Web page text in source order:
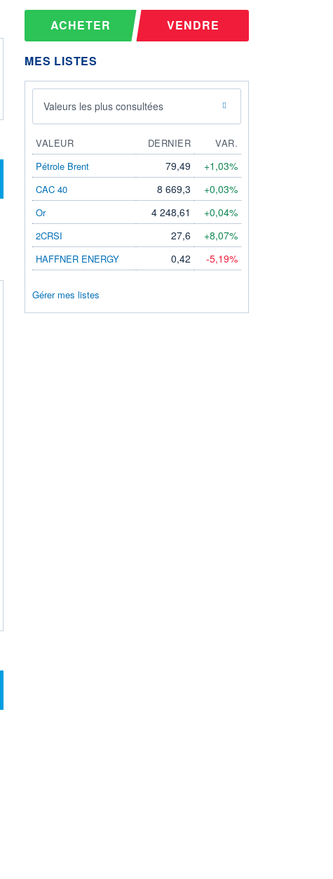
ACHETER VENDRE
MES LISTES
Valeurs les plus consultées
VALEUR DERNIER
VAR.
Pétrole Brent
79,49 +1,03%
CAC 40 8 669,3 +0,03%
Or 4 248,61 +0,04%
2CRSI 27,6 +8,07%
HAFFNER ENERGY 0,42 -5,19%
Gérer mes listes